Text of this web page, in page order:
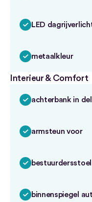
LED
metaalkleur
Interieur & Comfort
achterbank in
armsteun voor
binnenspiegel